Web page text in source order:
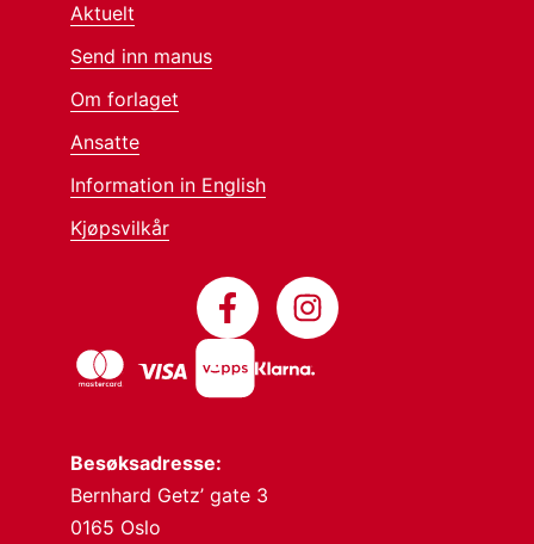
Besøksadresse:
Bernhard Getz’ gate 3
0165 Oslo
Aktuelt
Send inn manus
Om forlaget
Ansatte
Information in English
Kjøpsvilkår